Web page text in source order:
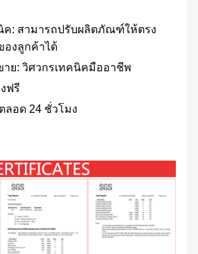
ค: สามารถปรับผลิตภัณฑ์ให้ตรง
องลูกค้าได้
าย: วิศวกรเทคนิคมืออาชีพ
ฟรี
ลอด 24 ชั่วโมง